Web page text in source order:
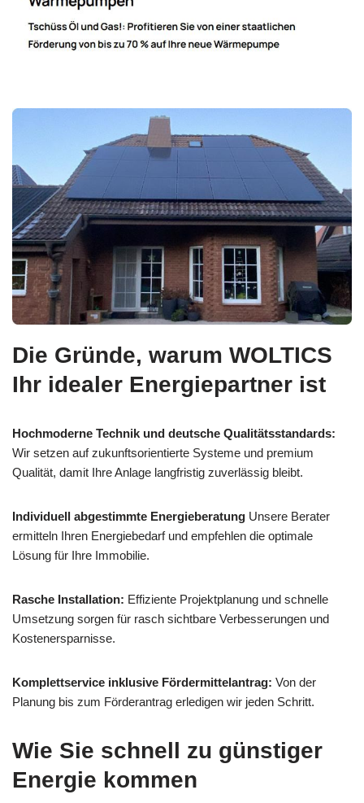
Die Gründe, warum WOLTICS
Ihr idealer Energiepartner ist
Hochmoderne Technik und deutsche Qualitätsstandards:
Wir setzen auf zukunftsorientierte Systeme und premium
Qualität, damit Ihre Anlage langfristig zuverlässig bleibt.
Individuell abgestimmte Energieberatung Unsere Berater
ermitteln Ihren Energiebedarf und empfehlen die optimale
Lösung für Ihre Immobilie.
Rasche Installation: Effiziente Projektplanung und schnelle
Umsetzung sorgen für rasch sichtbare Verbesserungen und
Kostenersparnisse.
Komplettservice inklusive Fördermittelantrag: Von der
Planung bis zum Förderantrag erledigen wir jeden Schritt.
Wie Sie schnell zu günstiger
Energie kommen